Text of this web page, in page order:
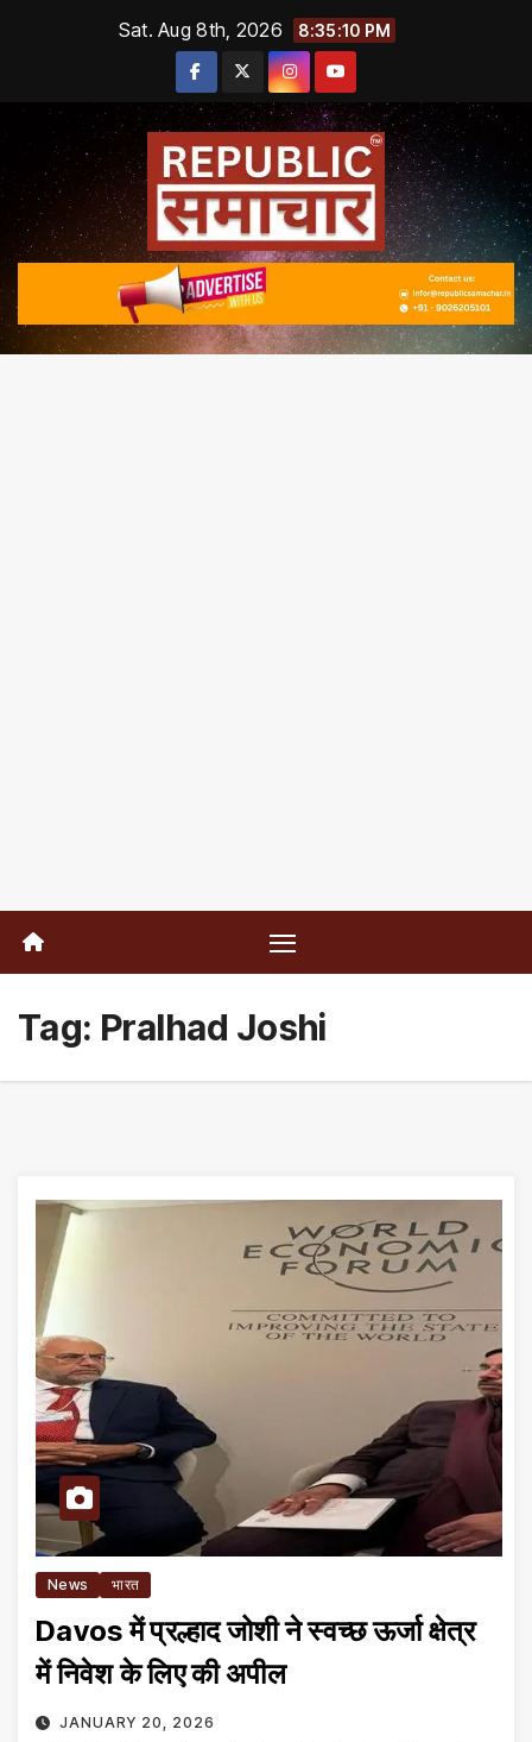
Sat. Aug 8th, 2026 8:35:10 PM
Tag: Pralhad Joshi
News भारत
Davos में प्रल्हाद जोशी ने स्वच्छ ऊर्जा क्षेत्र
में निवेश के लिए की अपील
JANUARY 20, 2026